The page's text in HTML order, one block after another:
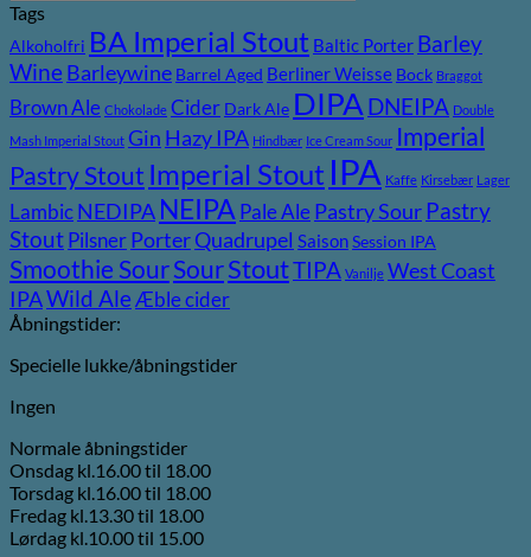
Tags
Alkoholfri BA Imperial Stout Baltic Porter Barley
Wine Barleywine Barrel Aged Berliner Weisse Bock Braggot
Brown Ale Chokolade Cider Dark Ale DIPA DNEIPA Double
Mash Imperial Stout Gin Hazy IPA Hindbær Ice Cream Sour Imperial
Pastry Stout Imperial Stout IPA Kaffe Kirsebær Lager
Lambic NEDIPA NEIPA Pale Ale Pastry Sour Pastry
Stout Pilsner PorterQuadrupel SaisonSession IPA
Smoothie SourSourStoutTIPA Vanilje West Coast
IPAWild Ale Æble cider
Åbningstider:
Specielle lukke/åbningstider
Ingen
Normale åbningstider
Onsdag kl.16.00 til 18.00
Torsdag kl.16.00 til 18.00
Fredag kl.13.30 til 18.00
Lørdag kl.10.00 til 15.00